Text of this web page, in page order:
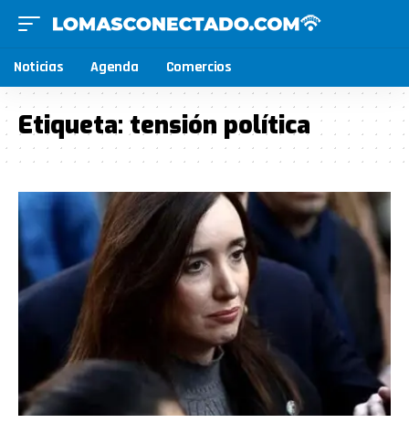
Noticias Agenda Comercios
Etiqueta:tensión política